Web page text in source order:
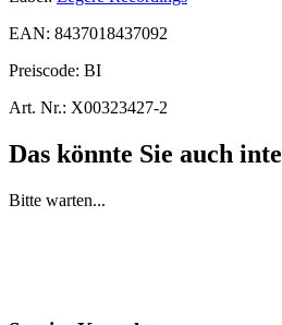
EAN: 8437018437092
Preiscode: BI
Art. Nr.: X00323427-2
Das könnte Sie auch
Bitte warten...